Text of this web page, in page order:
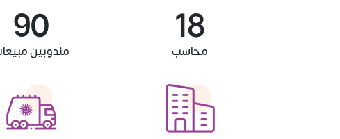
20
محاسب 100
مندوبين